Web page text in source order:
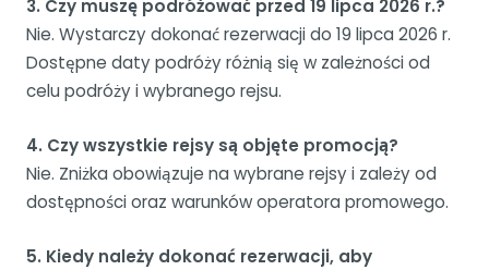
3. Czy muszę podróżować przed 19 lipca 2026 r.?
Nie. Wystarczy dokonać rezerwacji do 19 lipca 2026 r.
Dostępne daty podróży różnią się w zależności od
celu podróży i wybranego rejsu.
4. Czy wszystkie rejsy są objęte promocją?
Nie. Zniżka obowiązuje na wybrane rejsy i zależy od
dostępności oraz warunków operatora promowego.
5. Kiedy należy dokonać rezerwacji, aby